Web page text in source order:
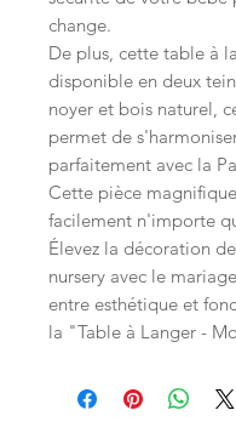
change.
De plus, cette table à
disponible en deux
noyer et bois naturel,
permet de
parfaitement avec la
Cette pièce
facilement n'importe
Élevez la décoration
nursery avec le
entre esthétique et
la "Table à Langer -